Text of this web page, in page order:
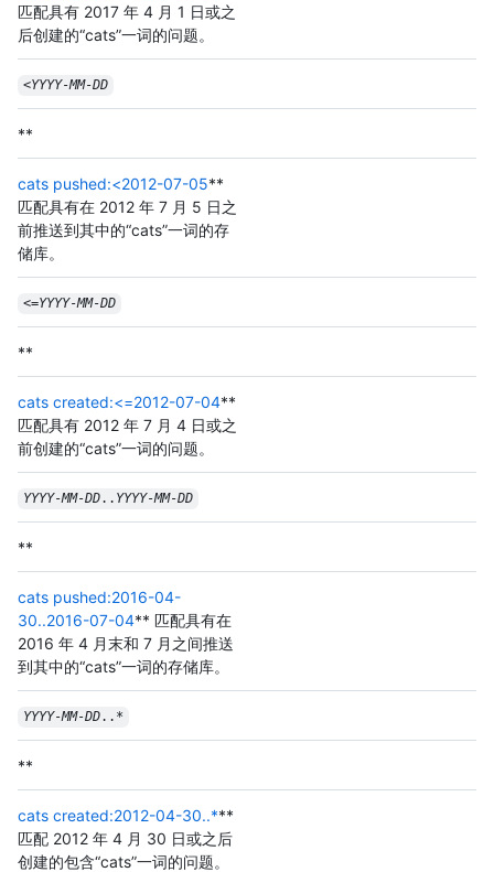
匹配具有 2017 年 4 月 1 日或之
后创建的“cats”一词的问题。
<YYYY-MM-DD
**
cats pushed:<2012-07-05**
匹配具有在 2012 年 7 月 5 日之
前推送到其中的“cats”一词的存
储库。
<=YYYY-MM-DD
**
cats created:<=2012-07-04**
匹配具有 2012 年 7 月 4 日或之
前创建的“cats”一词的问题。
YYYY-MM-DD.. YYYY-MM-DD
**
cats pushed:2016-04-
30..2016-07-04** 匹配具有在
2016 年 4 月末和 7 月之间推送
到其中的“cats”一词的存储库。
YYYY-MM-DD..*
**
cats created:2012-04-30..***
匹配 2012 年 4 月 30 日或之后
创建的包含“cats”一词的问题。